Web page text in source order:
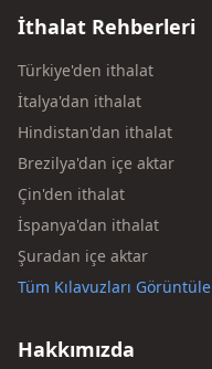
İthalat Rehberleri
Türkiye'den ithalat
İtalya'dan ithalat
Hindistan'dan ithalat
Brezilya'dan içe aktar
Çin'den ithalat
İspanya'dan ithalat
Şuradan içe aktar
Tüm Kılavuzları Görüntüle
Hakkımızda